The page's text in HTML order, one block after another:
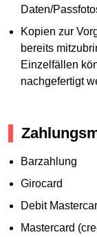
Daten/
Kopien zur
bereits
Einzelfällen
nachgefertigt
Barzahlung
Girocard
Debit
Mastercard